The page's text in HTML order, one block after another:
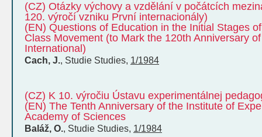
(CZ) Otázky výchovy a vzdělání v počátcích
120. výročí vzniku První internacionály)
(EN) Questions of Education in the Initial Stages
Class Movement (to Mark the 120th Anniversary
International)
Cach, J., Studie Studies, 1/1984
(CZ) K 10. výročiu Ústavu experimentálnej
(EN) The Tenth Anniversary of the Institute of
Academy of Sciences
Baláž, O., Studie Studies, 1/1984